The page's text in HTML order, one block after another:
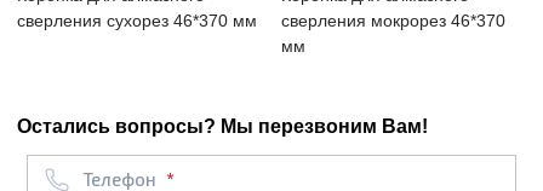
сверления сухорез 46*370 мм
сверления мокрорез 46*370
мм
Остались вопросы? Мы перезвоним Вам!
Телефон